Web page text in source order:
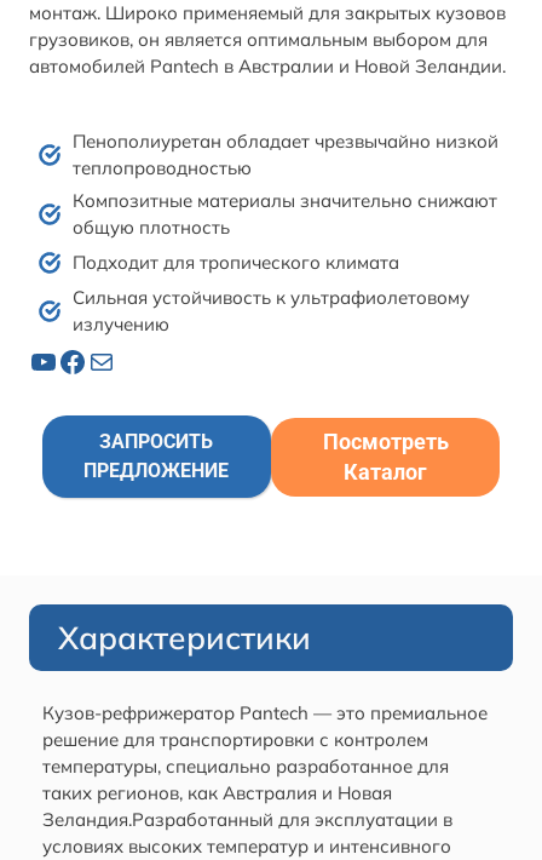
монтаж. Широко применяемый для закрытых кузовов
грузовиков, он является оптимальным выбором для
автомобилей Pantech в Австралии и Новой Зеландии.
Пенополиуретан обладает чрезвычайно низкой
теплопроводностью
Композитные материалы значительно снижают
общую плотность
Подходит для тропического климата
Сильная устойчивость к ультрафиолетовому
излучению
YouTube Facebook Почта
ЗАПРОСИТЬ
ПРЕДЛОЖЕНИЕ
Посмотреть
Каталог
Характеристики
Кузов-рефрижератор Pantech — это премиальное
решение для транспортировки с контролем
температуры, специально разработанное для
таких регионов, как Австралия и Новая
Зеландия.Разработанный для эксплуатации в
условиях высоких температур и интенсивного